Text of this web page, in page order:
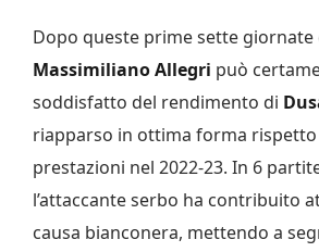
Dopo queste prime sette
Massimiliano Allegri può
soddisfatto del rendimento di
riapparso in ottima forma
prestazioni nel 2022-23. In 6
l’attaccante serbo ha contribuito
causa bianconera, mettendo a